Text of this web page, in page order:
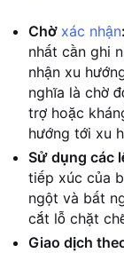
Chờ xác nhận:
nhất cần ghi
nhận xu
nghĩa là chờ
trợ hoặc
hướng tới xu
Sử dụng các
tiếp xúc của
ngột và bất
cắt lỗ chặt
Giao dịch